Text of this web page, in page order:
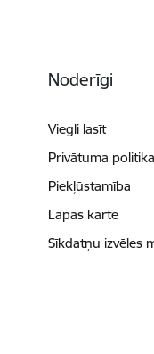
Noderīgi
Viegli lasīt
Privātuma politika
Piekļūstamība
Lapas karte
Sīkdatņu izvēles